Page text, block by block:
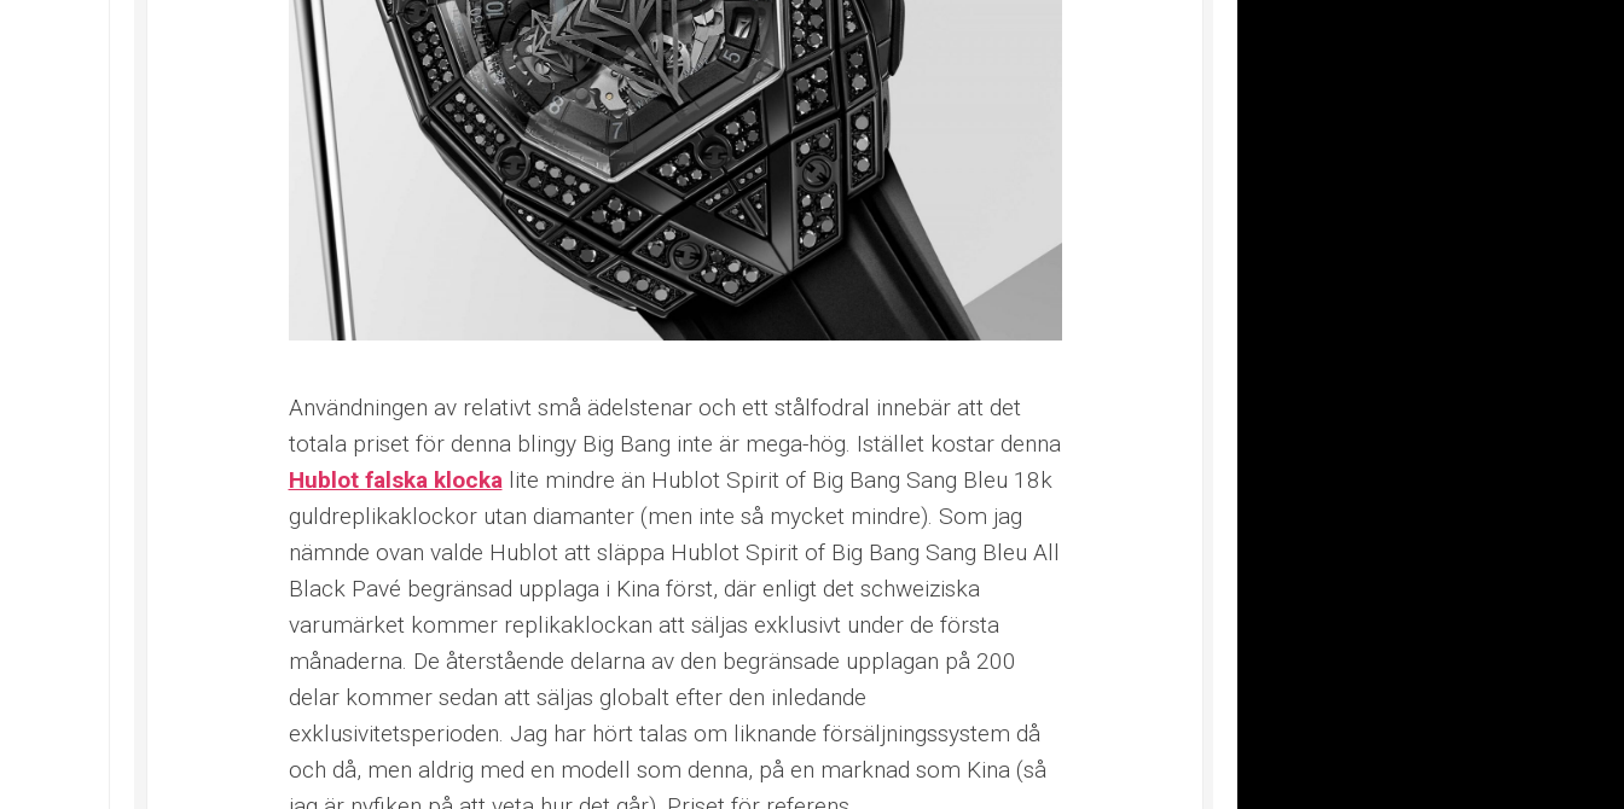
Användningen av relativt små ädelstenar och ett stålfodral innebär att det
totala priset för denna blingy Big Bang inte är mega-hög. Istället kostar denna
Hublot falska klockalite mindre än Hublot Spirit of Big Bang Sang Bleu 18k
guldreplikaklockor utan diamanter (men inte så mycket mindre). Som jag
nämnde ovan valde Hublot att släppa Hublot Spirit of Big Bang Sang Bleu All
Black Pavé begränsad upplaga i Kina först, där enligt det schweiziska
varumärket kommer replikaklockan att säljas exklusivt under de första
månaderna. De återstående delarna av den begränsade upplagan på 200
delar kommer sedan att säljas globalt efter den inledande
exklusivitetsperioden. Jag har hört talas om liknande försäljningssystem då
och då, men aldrig med en modell som denna, på en marknad som Kina (så